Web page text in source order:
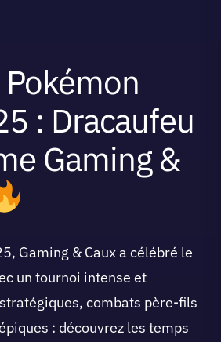
: Dracaufeu
Gaming &
Gaming & Caux a célébré le
un tournoi intense et
combats père-fils
: découvrez les temps